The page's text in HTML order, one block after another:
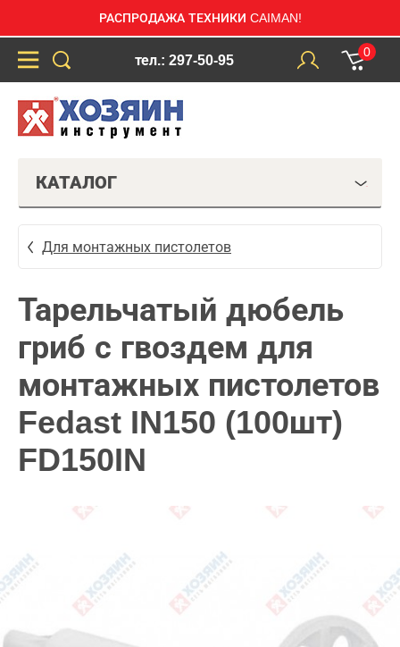
РАСПРОДАЖА ТЕХНИКИ CAIMAN!
тел.: 297-50-95
0
КАТАЛОГ
Для монтажных пистолетов
Тарельчатый дюбель
гриб с гвоздем для
монтажных пистолетов
Fedast IN150 (100шт)
FD150IN